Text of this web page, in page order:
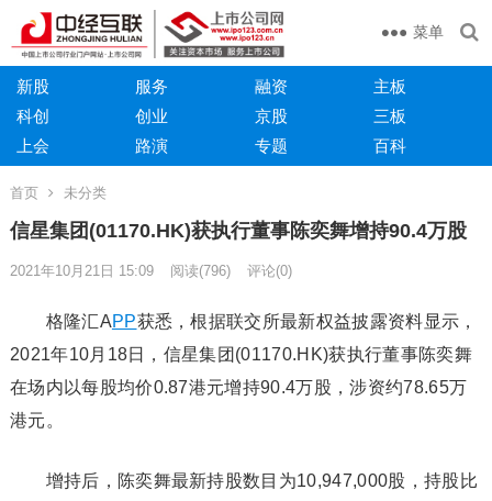
菜单
新股 服务 融资
主板
科创
创业 京股
三板
上会
路演 专题 百科
首页 未分类
信星集团(01170.HK)获执行董事陈奕舞增持90.4万股
2021年10月21日 15:09 阅读(796) 评论(0)
格隆汇APP获悉，根据联交所最新权益披露资料显示，
2021年10月18日，信星集团(01170.HK)获执行董事陈奕舞
在场内以每股均价0.87港元增持90.4万股，涉资约78.65万
港元。
增持后，陈奕舞最新持股数目为10,947,000股，持股比